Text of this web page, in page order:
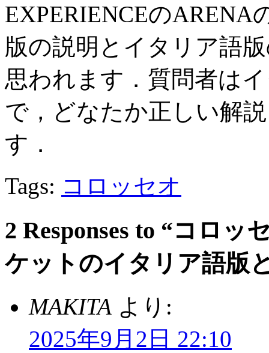
EXPERIENCEの
版の説明とイタリア語
思われます．質問者は
で，どなたか正しい解
す．
Tags: コロッセオ
2 Responses to “コロ
ケットのイタリア語版
MAKITA より:
2025年9月2日 22:10